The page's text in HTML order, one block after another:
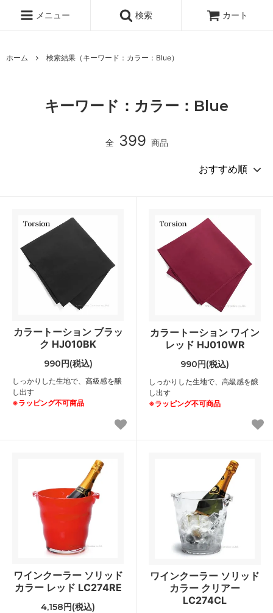
メニュー 検索 カート
ホーム 検索結果（キーワード：カラー：Blue）
キーワード：カラー：Blue
全 399 商品
カラートーション ブラッ
ク HJ010BK
990円(税込)
しっかりした生地で、高級感を醸
し出す
※ラッピング不可商品
カラートーション ワイン
レッド HJ010WR
990円(税込)
しっかりした生地で、高級感を醸
し出す
※ラッピング不可商品
ワインクーラー ソリッド
カラー レッド LC274RE
4,158円(税込)
ワインクーラー ソリッド
カラー クリアー
LC274CL